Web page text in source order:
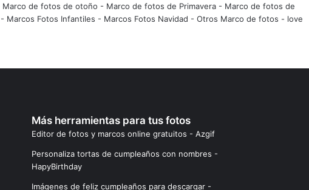
Marco de fotos de otoño - Marco de fotos de Primavera - Marco de fotos de
- Marcos Fotos Infantiles - Marcos Fotos Navidad - Otros Marco de fotos - love
Más herramientas para tus fotos
Editor de fotos y marcos online gratuitos - Azgif
Personaliza tortas de cumpleaños con nombres -
HapyBirthday
Imágenes de feliz cumpleaños para descargar -